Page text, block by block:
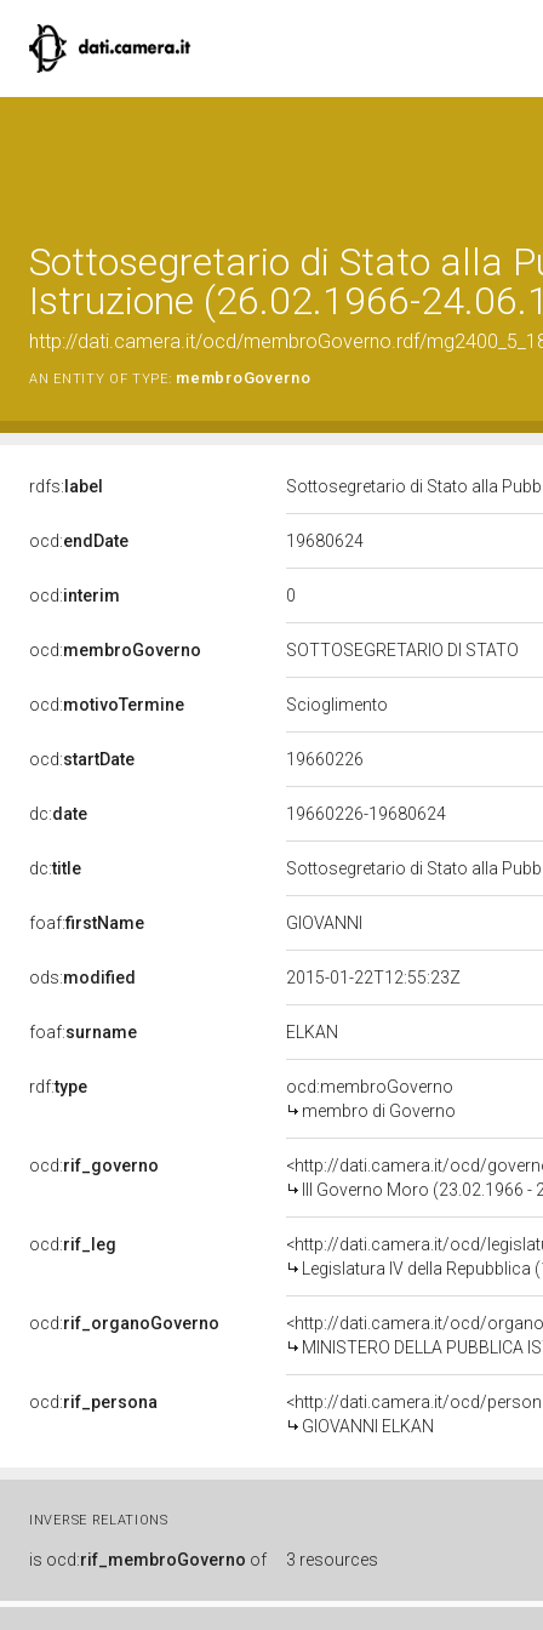
Sottosegretario di Stato alla
Istruzione (26.02.1966-
http://dati.camera.it/ocd/membroGoverno.rdf/
AN ENTITY OF TYPE: membroGoverno
rdfs: label Sottosegretario di Stato alla
ocd:endDate 19680624
ocd:interim 0
ocd:membroGoverno SOTTOSEGRETARIO DI STATO
ocd:motivoTermine Scioglimento
ocd:startDate 19660226
dc:date 19660226-19680624
dc:title Sottosegretario di Stato alla
foaf:firstName GIOVANNI
ods:modified 2015-01-22T12:55:23Z
foaf:surname ELKAN
rdf:type
ocd:membroGoverno
membro di Governo
ocd:rif_governo
<http://dati.camera.it/ocd/
III Governo Moro (23.02.1966 -
ocd:rif_leg
<http://dati.camera.it/ocd/
Legislatura IV della
ocd:rif_organoGoverno
<http://dati.camera.it/ocd/
MINISTERO DELLA PUBBLICA
ocd:rif_persona
<http://dati.camera.it/ocd/
GIOVANNI ELKAN
INVERSE RELATIONS
is ocd:rif_membroGoverno of 3 resources